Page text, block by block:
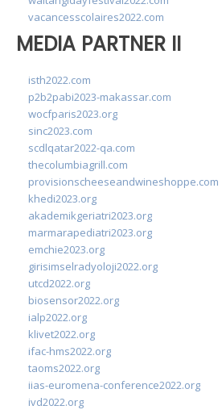
vacancesscolaires2022.com
MEDIA PARTNER II
isth2022.com
p2b2pabi2023-makassar.com
wocfparis2023.org
sinc2023.com
scdlqatar2022-qa.com
thecolumbiagrill.com
provisionscheeseandwineshoppe.com
khedi2023.org
akademikgeriatri2023.org
marmarapediatri2023.org
emchie2023.org
girisimselradyoloji2022.org
utcd2022.org
biosensor2022.org
ialp2022.org
klivet2022.org
ifac-hms2022.org
taoms2022.org
iias-euromena-conference2022.org
ivd2022.org